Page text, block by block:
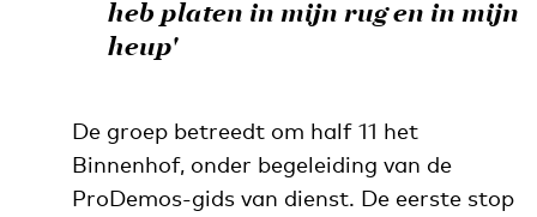
heb platen in mijn rug en in mijn
heup'
De groep betreedt om half 11 het
Binnenhof, onder begeleiding van de
ProDemos-gids van dienst. De eerste stop